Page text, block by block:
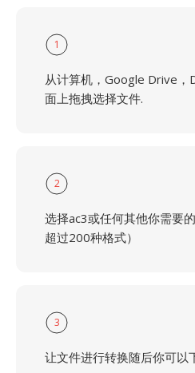
1
从计算机，Google Drive
面上拖拽选择文件.
2
选择ac3或任何其他你需要
超过200种格式）
3
让文件进行转换随后你可以